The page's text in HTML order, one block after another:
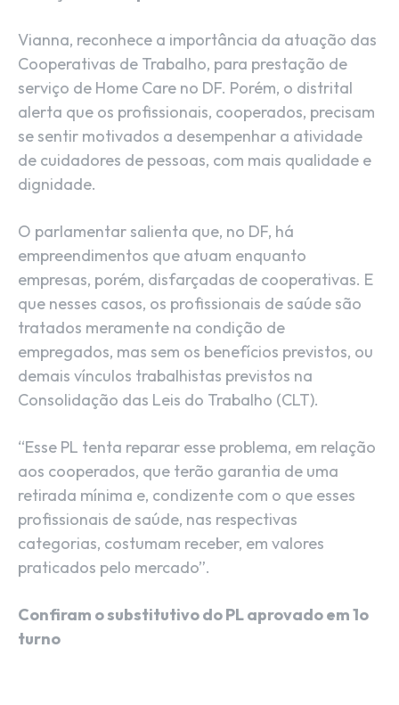
Vianna, reconhece a importância da atuação das
Cooperativas de Trabalho, para prestação de
serviço de Home Care no DF. Porém, o distrital
alerta que os profissionais, cooperados, precisam
se sentir motivados a desempenhar a atividade
de cuidadores de pessoas, com mais qualidade e
dignidade.
O parlamentar salienta que, no DF, há
empreendimentos que atuam enquanto
empresas, porém, disfarçadas de cooperativas. E
que nesses casos, os profissionais de saúde são
tratados meramente na condição de
empregados, mas sem os benefícios previstos, ou
demais vínculos trabalhistas previstos na
Consolidação das Leis do Trabalho (CLT).
“Esse PL tenta reparar esse problema, em relação
aos cooperados, que terão garantia de uma
retirada mínima e, condizente com o que esses
profissionais de saúde, nas respectivas
categorias, costumam receber, em valores
praticados pelo mercado”.
Confiram o substitutivo do PL aprovado em 1o
turno